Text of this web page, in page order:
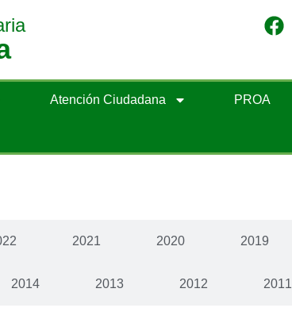
Atención Ciudadana PROA
2021 2020 2019
2014 2013 2012 2011